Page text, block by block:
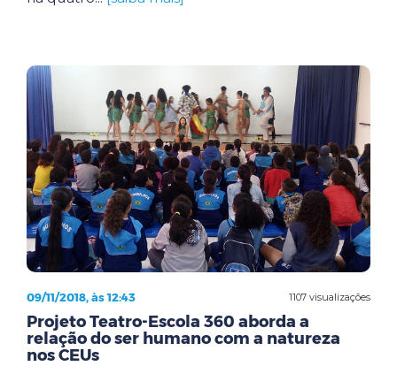
1107 visualizações
09/11/2018, às 12:43
Projeto Teatro-Escola 360 aborda a
relação do ser humano com a natureza
nos CEUs